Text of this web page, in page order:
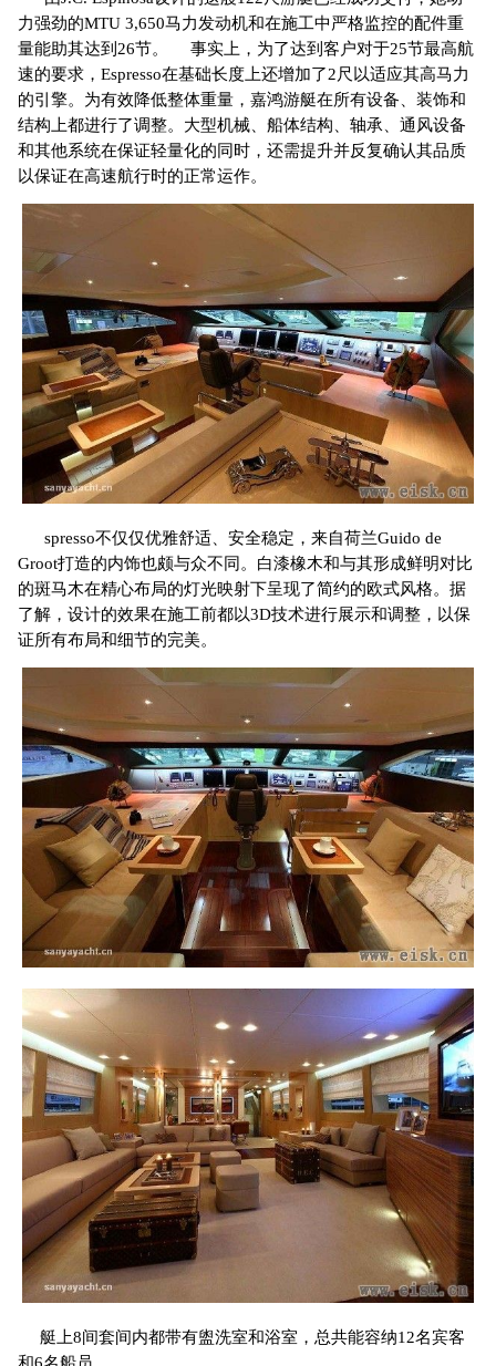
力强劲的MTU 3,650马力发动机和在施工中严格监控的配件重
量能助其达到26节。 事实上，为了达到客户对于25节最高航
速的要求，Espresso在基础长度上还增加了2尺以适应其高马力
的引擎。为有效降低整体重量，嘉鸿游艇在所有设备、装饰和
结构上都进行了调整。大型机械、船体结构、轴承、通风设备
和其他系统在保证轻量化的同时，还需提升并反复确认其品质
以保证在高速航行时的正常运作。
spresso不仅仅优雅舒适、安全稳定，来自荷兰Guido de
Groot打造的内饰也颇与众不同。白漆橡木和与其形成鲜明对比
的斑马木在精心布局的灯光映射下呈现了简约的欧式风格。据
了解，设计的效果在施工前都以3D技术进行展示和调整，以保
证所有布局和细节的完美。
艇上8间套间内都带有盥洗室和浴室，总共能容纳12名宾客